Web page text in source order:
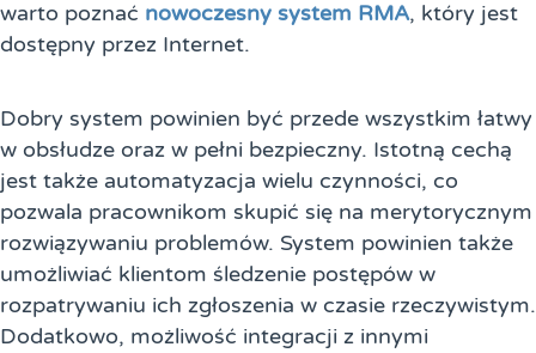
warto poznać nowoczesny system RMA, który jest
dostępny przez Internet.
Dobry system powinien być przede wszystkim łatwy
w obsłudze oraz w pełni bezpieczny. Istotną cechą
jest także automatyzacja wielu czynności, co
pozwala pracownikom skupić się na merytorycznym
rozwiązywaniu problemów. System powinien także
umożliwiać klientom śledzenie postępów w
rozpatrywaniu ich zgłoszenia w czasie rzeczywistym.
Dodatkowo, możliwość integracji z innymi